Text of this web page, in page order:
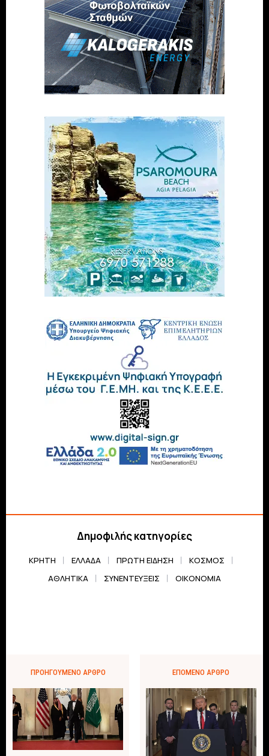
Δημοφιλής κατηγορίες
ΚΡΗΤΗ ΕΛΛΆΔΑ ΠΡΏΤΗ ΕΊΔΗΣΗ
ΚΌΣΜΟΣ
ΑΘΛΗΤΙΚΆ
ΣΥΝΕΝΤΕΎΞΕΙΣ ΟΙΚΟΝΟΜΊΑ
ΠΡΟΗΓΟΎΜΕΝΟ ΆΡΘΡΟ ΕΠΌΜΕΝΟ ΆΡΘΡΟ